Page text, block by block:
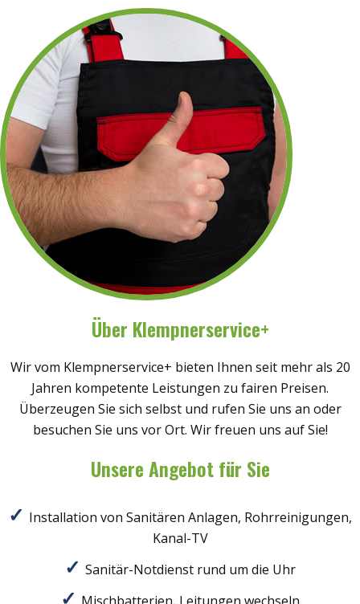
Über Klempnerservice+
Wir vom Klempnerservice+ bieten Ihnen seit mehr als 20
Jahren kompetente Leistungen zu fairen Preisen.
Überzeugen Sie sich selbst und rufen Sie uns an oder
besuchen Sie uns vor Ort. Wir freuen uns auf Sie!
Unsere Angebot für Sie
Installation von Sanitären Anlagen, Rohrreinigungen,
Kanal-TV
Sanitär-Notdienst rund um die Uhr